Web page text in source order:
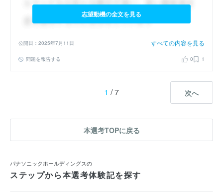
志望動機の全文を見る
公開日：2025年7月11日 すべての内容を見る
問題を報告する 0 1
1 / 7 次へ
本選考TOPに戻る
パナソニックホールディングスの
ステップから本選考体験記を探す